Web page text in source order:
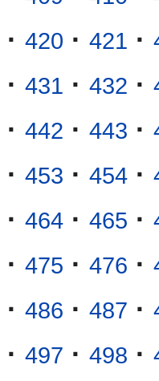
· 420 · 421 ·
· 431 · 432 ·
· 442 · 443 ·
· 453 · 454 ·
· 464 · 465 ·
· 475 · 476 ·
· 486 · 487 ·
· 497 · 498 ·